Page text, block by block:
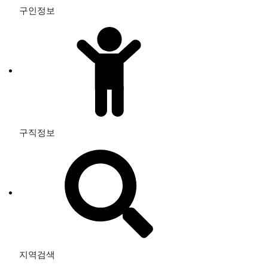
구인정보
구직정보
지역검색